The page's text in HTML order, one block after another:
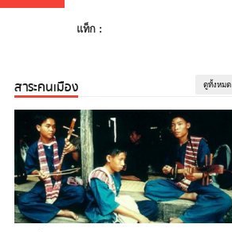
แท็ก :
สาระคนเมือง ดูทั้งหมด